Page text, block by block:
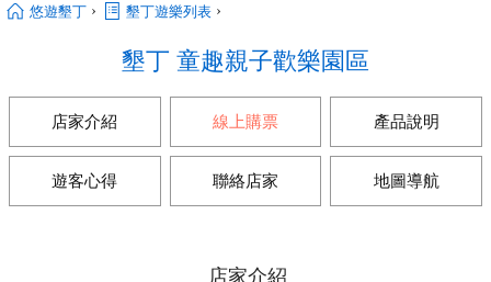
悠遊墾丁 › 墾丁遊樂列表 ›
墾丁 童趣親子歡樂園區
店家介紹 線上購票 產品說明
遊客心得 聯絡店家 地圖導航
店家介紹